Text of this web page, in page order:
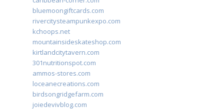
bluemoongiftcards.com
rivercitysteampunkexpo.com
kchoops.net
mountainsideskateshop.com
kirtlandcitytavern.com
301nutritionspot.com
ammos-stores.com
loceanecreations.com
birdsongridgefarm.com
joiedevivblog.com